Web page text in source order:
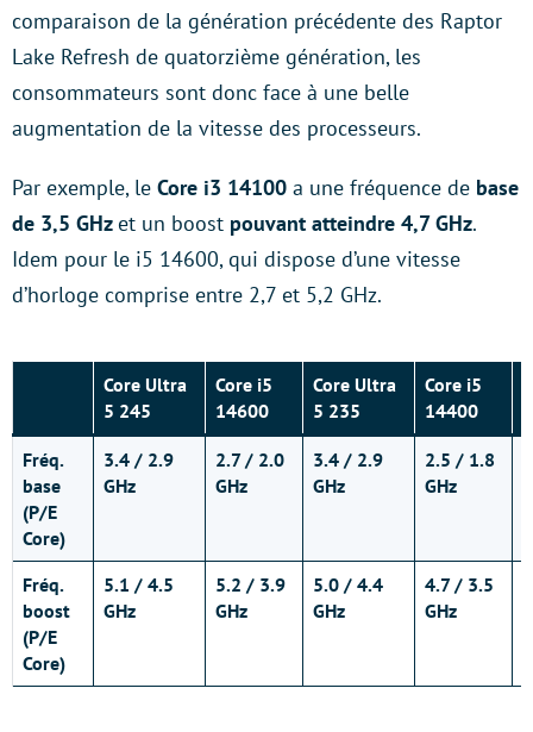
comparaison de la génération précédente des Raptor
Lake Refresh de quatorzième génération, les
consommateurs sont donc face à une belle
augmentation de la vitesse des processeurs.
Par exemple, le Core i3 14100 a une fréquence de base
de 3,5 GHzet un boost pouvant atteindre 4,7 GHz.
Idem pour le i5 14600, qui dispose d’une vitesse
d’horloge comprise entre 2,7 et 5,2 GHz.
Core Ultra
5 245
Core i5
14600
Core Ultra
5 235
Core i5
14400
Fréq.
base
(P/E
Core)
3.4 / 2.9
GHz
2.7 / 2.0
GHz
3.4 / 2.9
GHz
2.5 / 1.8
GHz
Fréq.
boost
(P/E
Core)
5.1 / 4.5
GHz
5.2 / 3.9
GHz
5.0 / 4.4
GHz
4.7 / 3.5
GHz